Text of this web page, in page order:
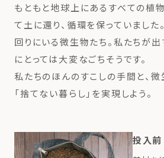
もともと地球上にあるすべての植
て土に還り、循環を保っていました
回りにいる微生物たち。私たちが
にとっては大変なごちそうです。
私たちのほんのすこしの手間と、
「捨てない暮らし」を実現しよう。
投入前